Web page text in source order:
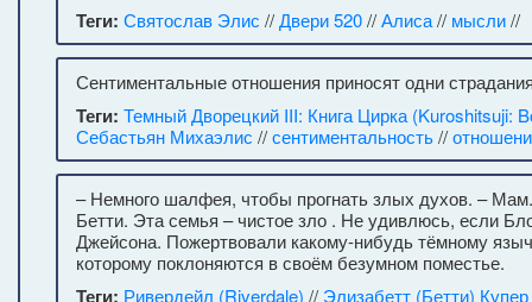
Теги: Святослав Элис //Двери 520//Алиса// мысли//
Сентиментальные отношения приносят одни
Теги: Темный Дворецкий III: Книга Цирка (Kuroshitsuji:
Себастьян Михаэлис //сентиментальность//
– Немного шалфея, чтобы прогнать злых духов. –
Бетти. Эта семья – чистое зло . Не удивлюсь, если
Джейсона. Пожертвовали какому-нибудь тёмному
которому поклоняются в своём безумном поместье.
Теги: Ривердейл (Riverdale) // Элизабетт (Бетти) Купер